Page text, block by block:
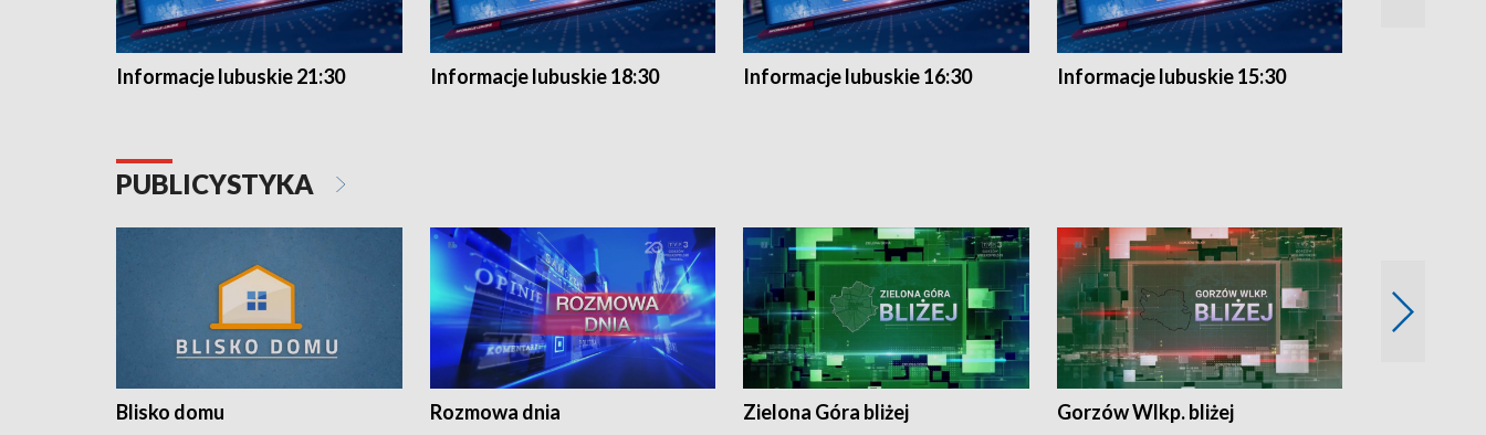
Informacje lubuskie 21:30 Informacje lubuskie 18:30 Informacje lubuskie 16:30 Informacje lubuskie 15:30
PUBLICYSTYKA
Blisko domu Rozmowa dnia Zielona Góra bliżej Gorzów Wlkp. bliżej